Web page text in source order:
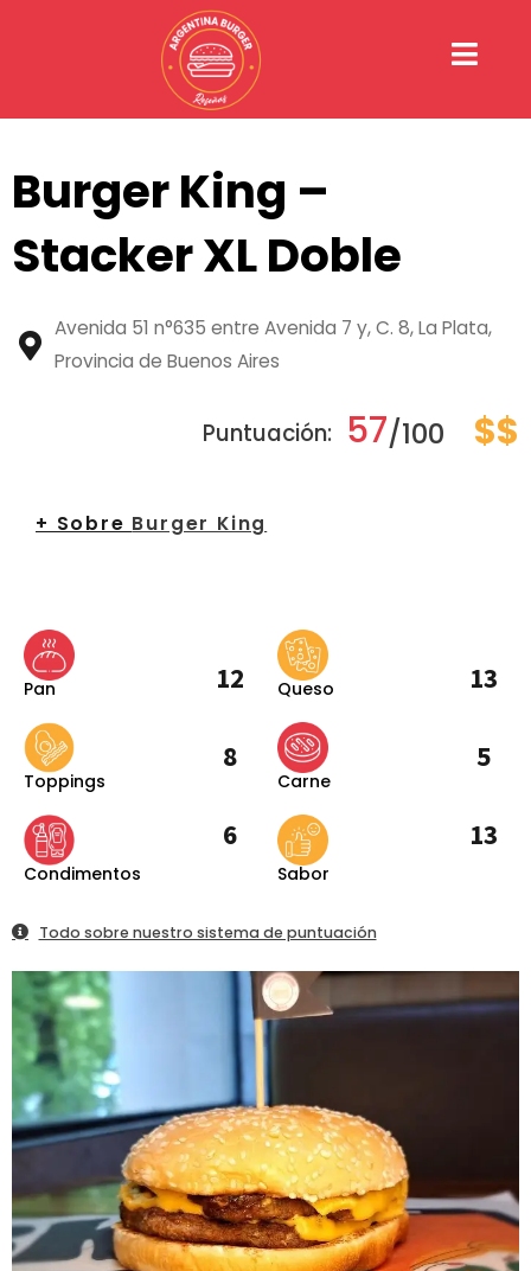
Burger King –
Stacker XL Doble
Avenida 51 n°635 entre Avenida 7 y, C. 8, La Plata,
Provincia de Buenos Aires
Puntuación: 57/100 $$
+ Sobre Burger King
Pan
Toppings
Condimentos
12
8
6
Queso
Carne
Sabor
13
5
13
Todo sobre nuestro sistema de puntuación